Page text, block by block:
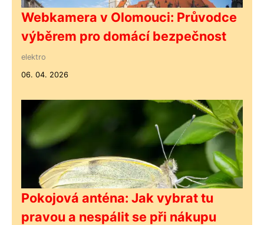
Webkamera v Olomouci: Průvodce
výběrem pro domácí bezpečnost
elektro
06. 04. 2026
Pokojová anténa: Jak vybrat tu
pravou a nespálit se při nákupu